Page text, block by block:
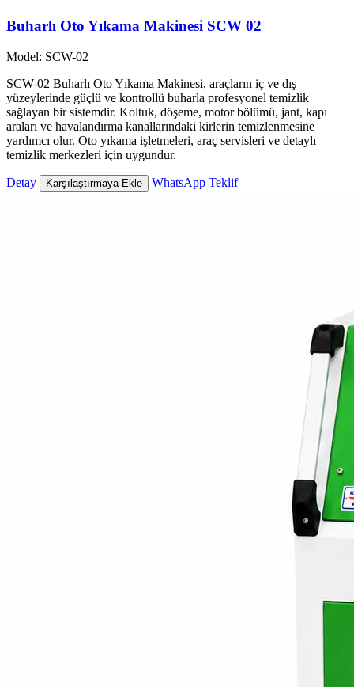
Buharlı Oto Yıkama Makinesi SCW 02
Model: SCW-02
SCW-02 Buharlı Oto Yıkama Makinesi, araçların iç ve dış
yüzeylerinde güçlü ve kontrollü buharla profesyonel temizlik
sağlayan bir sistemdir. Koltuk, döşeme, motor bölümü, jant, kapı
araları ve havalandırma kanallarındaki kirlerin temizlenmesine
yardımcı olur. Oto yıkama işletmeleri, araç servisleri ve detaylı
temizlik merkezleri için uygundur.
Detay Karşılaştırmaya Ekle WhatsApp Teklif